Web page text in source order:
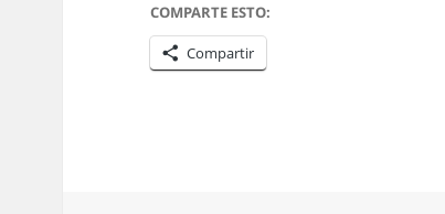
COMPARTE ESTO:
Compartir